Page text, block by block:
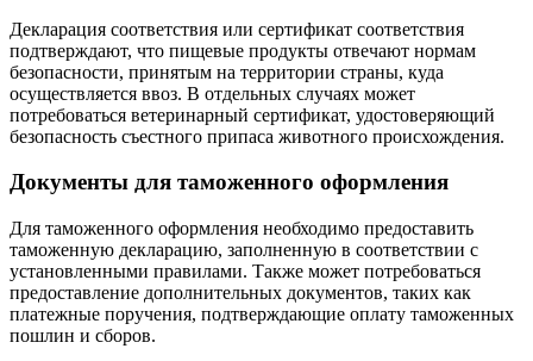
Декларация соответствия или сертификат соответствия
подтверждают, что пищевые продукты отвечают нормам
безопасности, принятым на территории страны, куда
осуществляется ввоз. В отдельных случаях может
потребоваться ветеринарный сертификат, удостоверяющий
безопасность съестного припаса животного происхождения.
Документы для таможенного оформления
Для таможенного оформления необходимо предоставить
таможенную декларацию, заполненную в соответствии с
установленными правилами. Также может потребоваться
предоставление дополнительных документов, таких как
платежные поручения, подтверждающие оплату таможенных
пошлин и сборов.